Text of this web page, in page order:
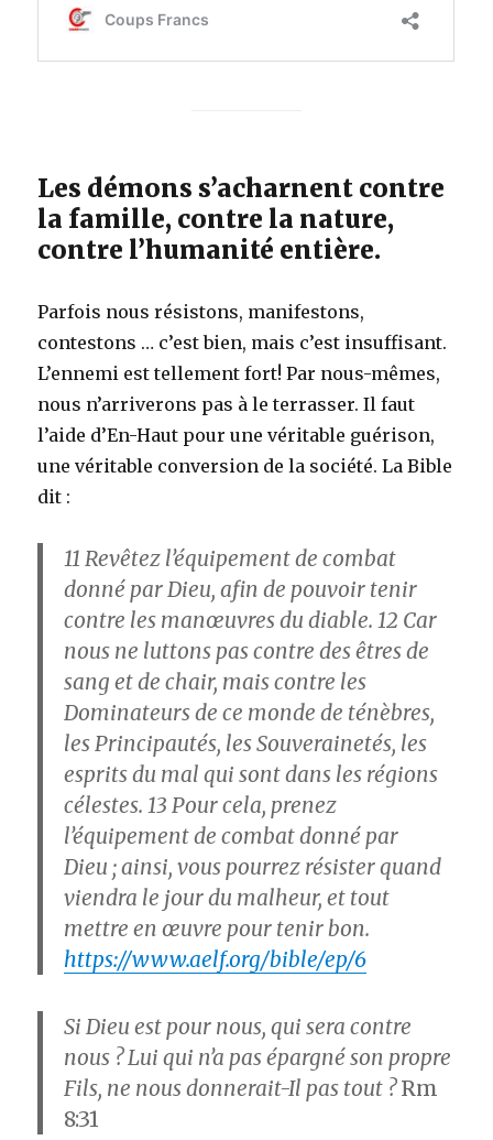
Les démons s’acharnent contre
la famille, contre la nature,
contre l’humanité entière.
Parfois nous résistons, manifestons,
contestons … c’est bien, mais c’est insuffisant.
L’ennemi est tellement fort! Par nous-mêmes,
nous n’arriverons pas à le terrasser. Il faut
l’aide d’En-Haut pour une véritable guérison,
une véritable conversion de la société. La Bible
dit :
11 Revêtez l’équipement de combat
donné par Dieu, afin de pouvoir tenir
contre les manœuvres du diable.12 Car
nous ne luttons pas contre des êtres de
sang et de chair, mais contre les
Dominateurs de ce monde de ténèbres,
les Principautés, les Souverainetés, les
esprits du mal qui sont dans les régions
célestes.13 Pour cela, prenez
l’équipement de combat donné par
Dieu ; ainsi, vous pourrez résister quand
viendra le jour du malheur, et tout
mettre en œuvre pour tenir bon.
https://www.aelf.org/bible/ep/6
Si Dieu est pour nous, qui sera contre
nous ? Lui qui n’a pas épargné son propre
Fils, ne nous donnerait-Il pas tout ?Rm
8:31